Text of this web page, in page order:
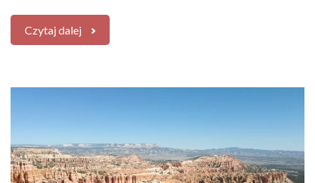
Czytaj dalej